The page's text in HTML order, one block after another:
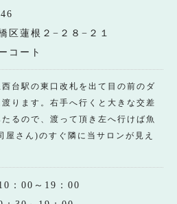
区蓮根２−２８−２１
コート
台駅の東口改札を出て目の前のダ
ります。右手へ行くと大きな交差
るので、渡って頂き左へ行けば魚
屋さん)のすぐ隣に当サロンが見え
00～19：00